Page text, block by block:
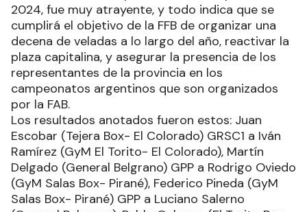
2024, fue muy atrayente, y todo indica que se
cumplirá el objetivo de la FFB de organizar una
decena de veladas a lo largo del año, reactivar la
plaza capitalina, y asegurar la presencia de los
representantes de la provincia en los
campeonatos argentinos que son organizados
por la FAB.
Los resultados anotados fueron estos: Juan
Escobar (Tejera Box- El Colorado) GRSC1 a Iván
Ramírez (GyM El Torito- El Colorado), Martín
Delgado (General Belgrano) GPP a Rodrigo Oviedo
(GyM Salas Box- Pirané), Federico Pineda (GyM
Salas Box- Pirané) GPP a Luciano Salerno